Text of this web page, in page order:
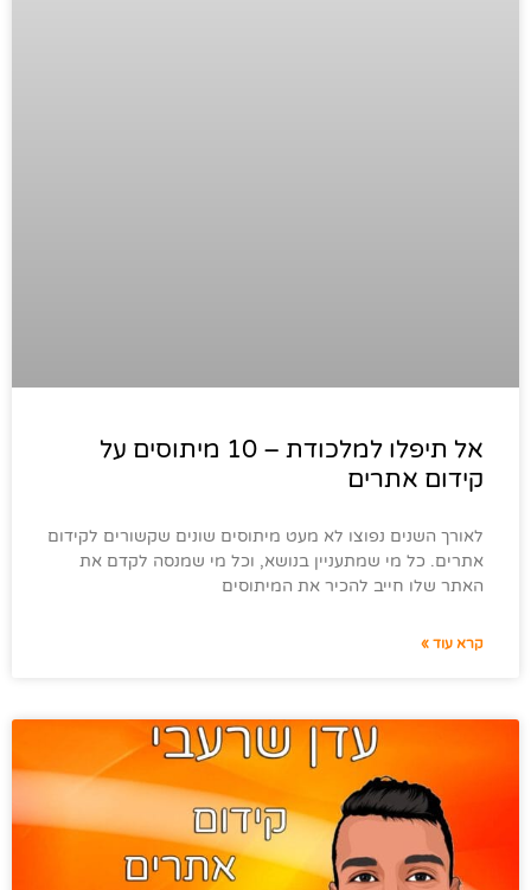
אל תיפלו למלכודת – 10 מיתוסים על
קידום אתרים
לאורך השנים נפוצו לא מעט מיתוסים שונים שקשורים לקידום
אתרים. כל מי שמתעניין בנושא, וכל מי שמנסה לקדם את
האתר שלו חייב להכיר את המיתוסים
קרא עוד »